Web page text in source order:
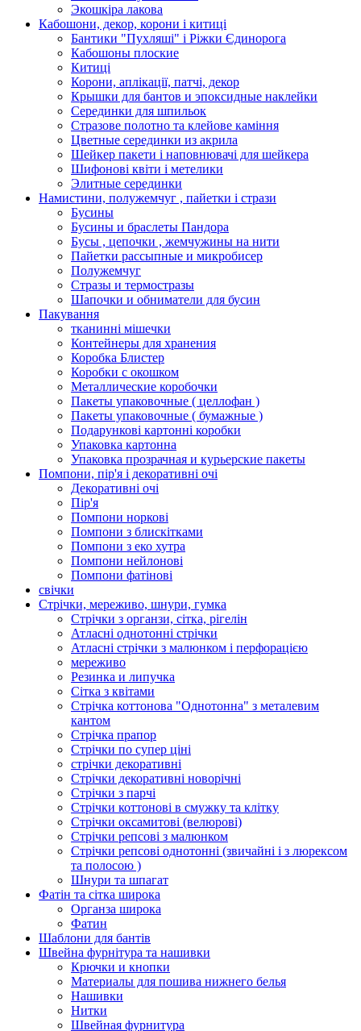
Экошкiра лакова
Кабошони, декор, корони і китиці
Бантики "Пухляші" і Ріжки Єдинорога
Кабошоны плоские
Китиці
Корони, аплікації, патчі, декор
Крышки для бантов и эпоксидные наклейки
Серединки для шпильок
Стразове полотно та клейове каміння
Цветные серединки из акрила
Шейкер пакети і наповнювачі для шейкера
Шифонові квіти і метелики
Элитные серединки
Намистини, полужемчуг , пайетки і стрази
Бусины
Бусины и браслеты Пандора
Бусы , цепочки , жемчужины на нити
Пайетки рассыпные и микробисер
Полужемчуг
Стразы и термостразы
Шапочки и обниматели для бусин
Пакування
тканинні мішечки
Контейнеры для хранения
Коробка Блистер
Коробки с окошком
Металлические коробочки
Пакеты упаковочные ( целлофан )
Пакеты упаковочные ( бумажные )
Подарункові картонні коробки
Упаковка картонна
Упаковка прозрачная и курьерские пакеты
Помпони, пір'я і декоративні очі
Декоративні очі
Пір'я
Помпони норкові
Помпони з блискітками
Помпони з еко хутра
Помпони нейлонові
Помпони фатінові
свічки
Стрічки, мереживо, шнури, гумка
Стрічки з органзи, сітка, рігелін
Атласні однотонні стрічки
Атласні стрічки з малюнком і перфорацією
мереживо
Резинка и липучка
Сітка з квітами
Стрічка коттонова "Однотонна" з металевим
кантом
Стрічка прапор
Стрічки по супер ціні
стрічки декоративні
Стрічки декоративні новорічні
Стрічки з парчі
Стрічки коттонові в смужку та клітку
Стрічки оксамитові (велюрові)
Стрічки репсові з малюнком
Стрічки репсові однотонні (звичайні і з люрексом
та полосою )
Шнури та шпагат
Фатін та сітка широка
Органза широка
Фатин
Шаблони для бантів
Швейна фурнітура та нашивки
Крючки и кнопки
Материалы для пошива нижнего белья
Нашивки
Нитки
Швейная фурнитура